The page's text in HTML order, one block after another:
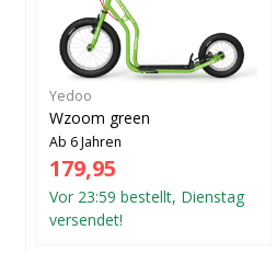
Yedoo
Wzoom green
Ab 6 Jahren
179,95
Vor 23:59 bestellt, Dienstag
versendet!